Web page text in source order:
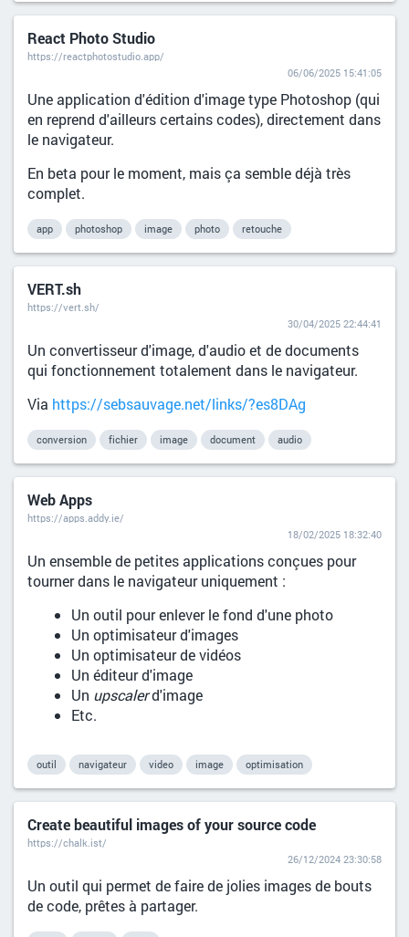
React Photo Studio
https://reactphotostudio.app/
06/06/2025 15:41:05
Une application d'édition d'image type Photoshop (qui
en reprend d'ailleurs certains codes), directement dans
le navigateur.
En beta pour le moment, mais ça semble déjà très
complet.
app photoshop image photo retouche
VERT.sh
https://vert.sh/
30/04/2025 22:44:41
Un convertisseur d'image, d'audio et de documents
qui fonctionnement totalement dans le navigateur.
Via https://sebsauvage.net/links/?es8DAg
conversion fichier image document audio
Web Apps
https://apps.addy.ie/
18/02/2025 18:32:40
Un ensemble de petites applications conçues pour
tourner dans le navigateur uniquement :
Un outil pour enlever le fond d'une photo
Un optimisateur d'images
Un optimisateur de vidéos
Un éditeur d'image
Un upscalerd'image
Etc.
outil navigateur video image optimisation
Create beautiful images of your source code
https://chalk.ist/
26/12/2024 23:30:58
Un outil qui permet de faire de jolies images de bouts
de code, prêtes à partager.